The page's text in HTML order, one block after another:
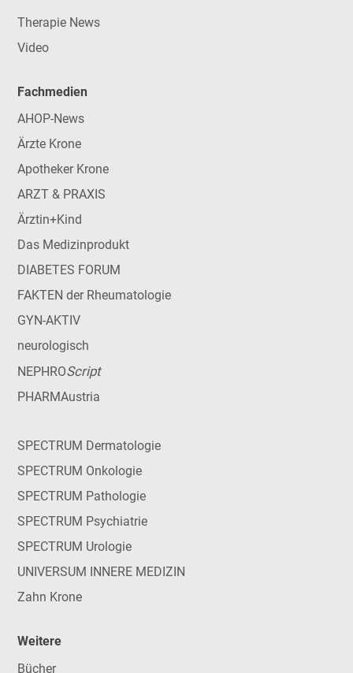
Therapie News
Video
Fachmedien
AHOP-News
Ärzte Krone
Apotheker Krone
ARZT & PRAXIS
Ärztin+Kind
Das Medizinprodukt
DIABETES FORUM
FAKTEN der Rheumatologie
GYN-AKTIV
neurologisch
NEPHROScript
PHARMAustria
SPECTRUM Dermatologie
SPECTRUM Onkologie
SPECTRUM Pathologie
SPECTRUM Psychiatrie
SPECTRUM Urologie
UNIVERSUM INNERE MEDIZIN
Zahn Krone
Weitere
Bücher